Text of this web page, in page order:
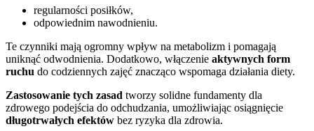
regularności posiłków,
odpowiednim nawodnieniu.
Te czynniki mają ogromny wpływ na metabolizm i pomagają
uniknąć odwodnienia. Dodatkowo, włączenie aktywnych form
ruchu do codziennych zajęć znacząco wspomaga działania diety.
Zastosowanie tych zasad tworzy solidne fundamenty dla
zdrowego podejścia do odchudzania, umożliwiając osiągnięcie
długotrwałych efektów bez ryzyka dla zdrowia.